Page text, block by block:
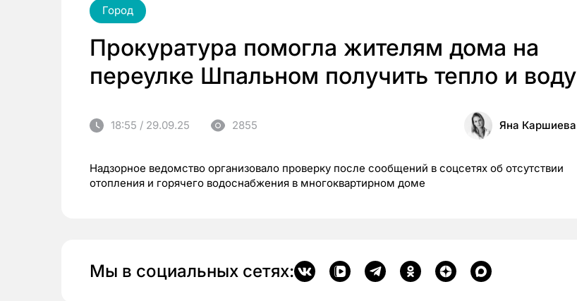
Город
Прокуратура помогла жителям дома на
переулке Шпальном получить тепло и воду
18:55 / 29.09.25 2855 Яна Каршиева
Надзорное ведомство организовало проверку после сообщений в соцсетях об отсутствии
отопления и горячего водоснабжения в многоквартирном доме
Мы в социальных сетях: